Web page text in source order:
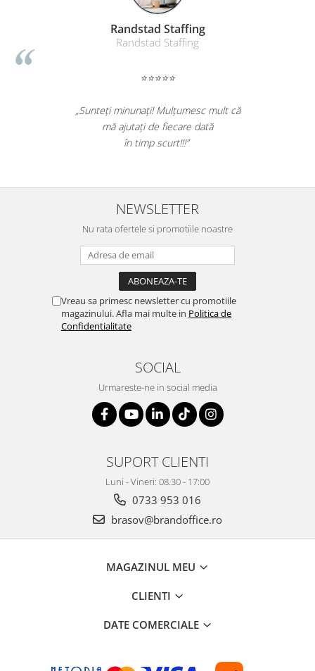
„Ne bucuram pentru
ne declaram multumiti pentru
NEWSLETTER
Nu rata ofertele si promotiile noastre
Vreau sa primesc newsletter cu promotiile
magazinului. Afla mai multe in Politica de
Confidentialitate
SOCIAL
Urmareste-ne in social media
SUPORT CLIENTI
Luni - Vineri: 08.30 - 17:00
0733 953 016
brasov@brandoffice.ro
MAGAZINUL MEU
CLIENTI
DATE COMERCIALE